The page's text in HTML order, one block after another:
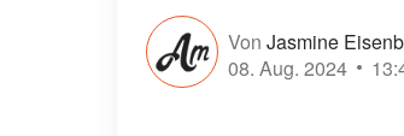
Von Jasmine
08. Aug. 2024